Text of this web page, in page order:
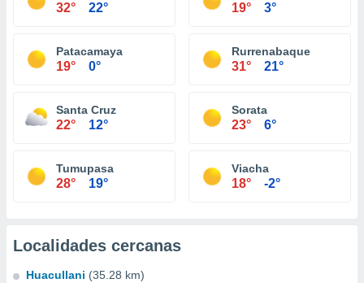
32° 22° 19° 3°
Patacamaya
19° 0°
Rurrenabaque
31° 21°
Santa Cruz
22° 12°
Sorata
23° 6°
Tumupasa
28° 19°
Viacha
18° -2°
Localidades cercanas
Huacullani (35.28 km)